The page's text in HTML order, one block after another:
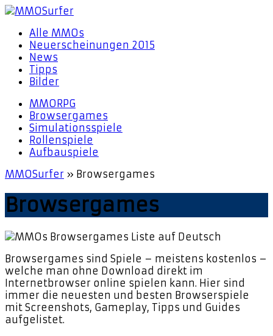
Alle MMOs
Neuerscheinungen 2015
News
Tipps
Bilder
MMORPG
Browsergames
Simulationsspiele
Rollenspiele
Aufbauspiele
MMOSurfer » Browsergames
Browsergames
Browsergames sind Spiele – meistens kostenlos –
welche man ohne Download direkt im
Internetbrowser online spielen kann. Hier sind
immer die neuesten und besten Browserspiele
mit Screenshots, Gameplay, Tipps und Guides
aufgelistet.